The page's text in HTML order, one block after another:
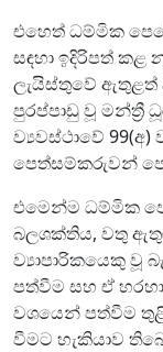
එහෙත් ධම්මික
සඳහා ඉදිරිපත් කළ
ලැයිස්තුවේ
පුරප්පාඩු වූ මන්ත්‍රී
ව්‍යවස්ථාවේ
පෙත්සම්කරුවන්
එමෙන්ම ධම්මික
බලශක්තිය, වතු
ව්‍යාපාරිකයෙකු වූ
පත්වීම සහ ඒ
වශයෙන් පත්වීම
වීමට හැකියාව